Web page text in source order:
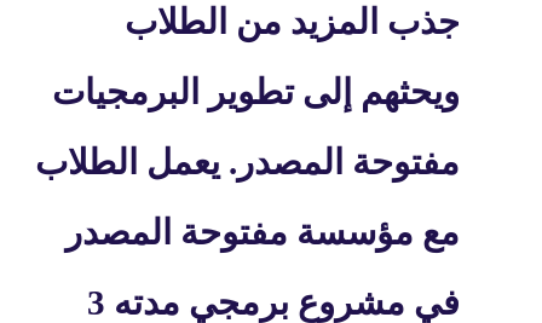
جذب المزيد من الطلاب
ويحثهم إلى تطوير البرمجيات
مفتوحة المصدر. يعمل الطلاب
مع مؤسسة مفتوحة المصدر
في مشروع برمجي مدته 3